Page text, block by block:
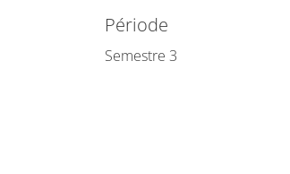
Période
Semestre 3